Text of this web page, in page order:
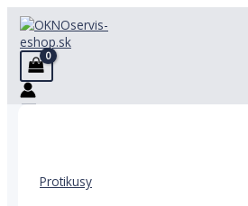
Preskočiť
na
obsah
Protikusy